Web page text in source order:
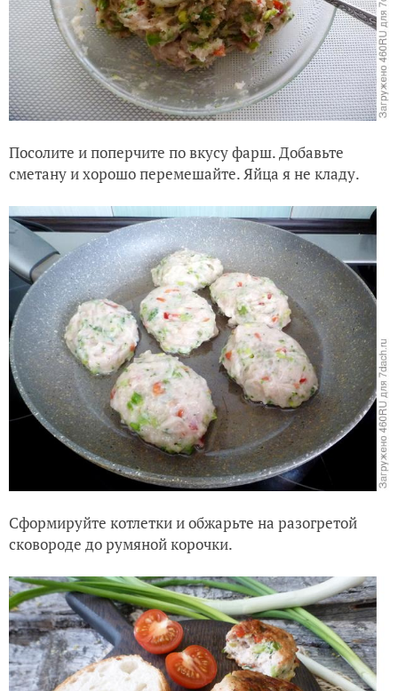
Посолите и поперчите по вкусу фарш. Добавьте
сметану и хорошо перемешайте. Яйца я не кладу.
Сформируйте котлетки и обжарьте на разогретой
сковороде до румяной корочки.